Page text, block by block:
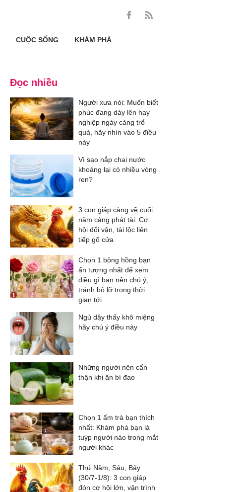
CUỘC SỐNG KHÁM PHÁ
Đọc nhiều
Người xưa nói: Muốn biết
phúc đang dày lên hay
nghiệp ngày càng trổ
quả, hãy nhìn vào 5 điều
này
Vì sao nắp chai nước
khoáng lại có nhiều vòng
ren?
3 con giáp càng về cuối
năm càng phát tài: Cơ
hội đổi vận, tài lộc liên
tiếp gõ cửa
Chọn 1 bông hồng bạn
ấn tượng nhất để xem
điều gì bạn nên chú ý,
tránh bỏ lỡ trong thời
gian tới
Ngủ dậy thấy khô miệng
hãy chú ý điều này
Những người nên cẩn
thận khi ăn bí đao
Chọn 1 ấm trà bạn thích
nhất: Khám phá bạn là
tuýp người nào trong mắt
người khác
Thứ Năm, Sáu, Bảy
(30/7-1/8): 3 con giáp
đón cơ hội lớn, vận trình